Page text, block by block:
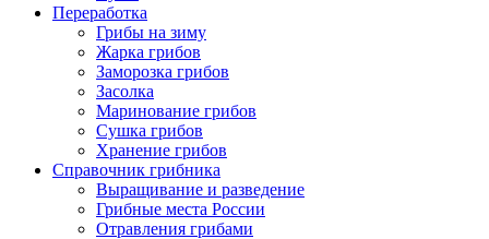
Переработка
Грибы на зиму
Жарка грибов
Заморозка грибов
Засолка
Маринование грибов
Сушка грибов
Хранение грибов
Справочник грибника
Выращивание и разведение
Грибные места России
Отравления грибами